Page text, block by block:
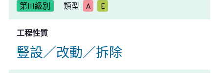
第III級別
類型 A E
工程性質
豎設／改動／拆除